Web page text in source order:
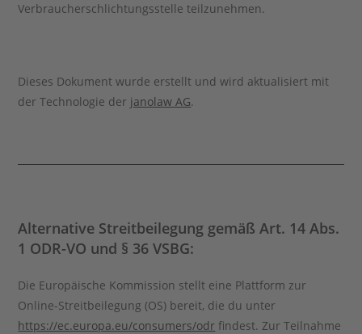
Verbraucherschlichtungsstelle teilzunehmen.
Dieses Dokument wurde erstellt und wird aktualisiert mit
der Technologie der janolaw AG.
Alternative Streitbeilegung gemäß Art. 14 Abs.
1 ODR-VO und § 36 VSBG:
Die Europäische Kommission stellt eine Plattform zur
Online-Streitbeilegung (OS) bereit, die du unter
https://ec.europa.eu/consumers/odr findest. Zur Teilnahme